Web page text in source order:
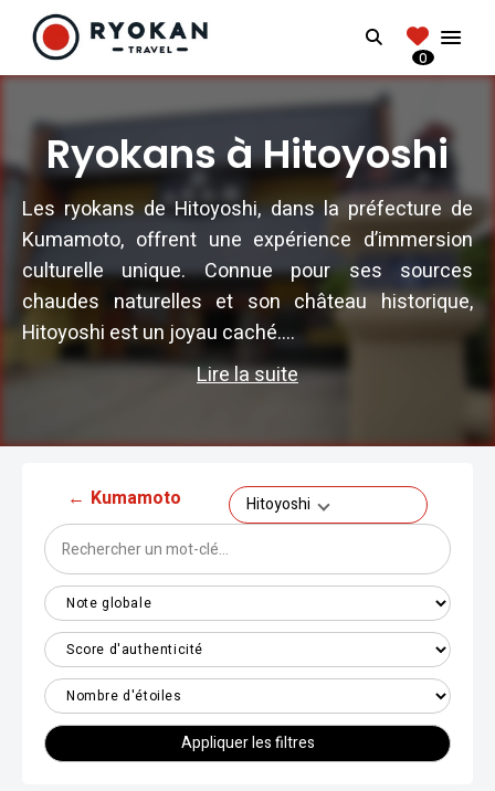
RYOKANTRAVEL
Vivez l'expérience authentique d'un Ryokan
Search
0
Ryokans à Hitoyoshi
Les ryokans de Hitoyoshi, dans la préfecture de
Kumamoto, offrent une expérience d’immersion
culturelle unique. Connue pour ses sources
chaudes naturelles et son château historique,
Hitoyoshi est un joyau caché....
Lire la suite
← Kumamoto Hitoyoshi
Appliquer les filtres